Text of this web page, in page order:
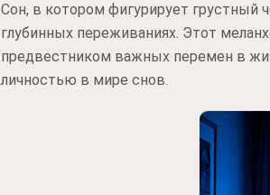
Сон, в котором фигурирует грустный
глубинных переживаниях. Этот
предвестником важных перемен в
личностью в мире снов.